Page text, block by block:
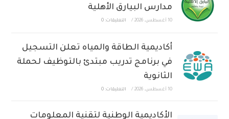
مدارس البيارق الأهلية
10 أغسطس، 2026 / التعليقات: 0
أكاديمية الطاقة والمياه تعلن التسجيل
في برنامج تدريب مبتدئ بالتوظيف لحملة
الثانوية
10 أغسطس، 2026 / التعليقات: 0
الأكاديمية الوطنية لتقنية المعلومات